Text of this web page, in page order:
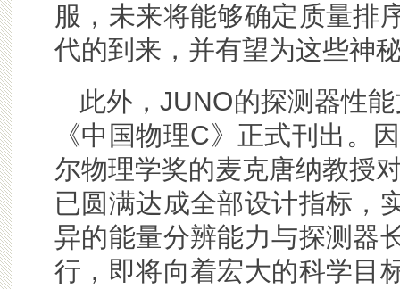
服，未来将能够确定质量排
代的到来，并有望为这些神
此外，JUNO的探测器性
《中国物理C》正式刊出。
尔物理学奖的麦克唐纳教授
已圆满达成全部设计指标，
异的能量分辨能力与探测器
行，即将向着宏大的科学目